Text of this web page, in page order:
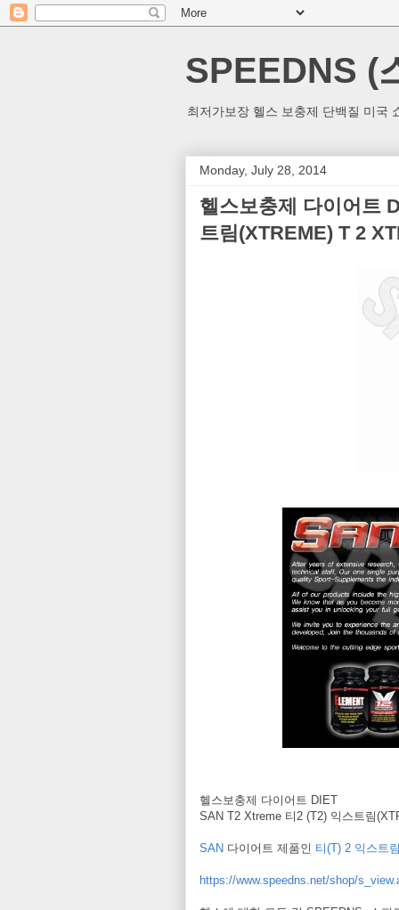
SPEEDNS (
최저가보장 헬스 보충제 단백질 미국
Monday, July 28, 2014
헬스보충제 다이어트
트림(XTREME) T 2
헬스보충제 다이어트 DIET
SAN T2 Xtreme 티2 (T2) 익스트림
SAN 다이어트 제품인 티(T) 2 익스트
https://www.speedns.net/shop/